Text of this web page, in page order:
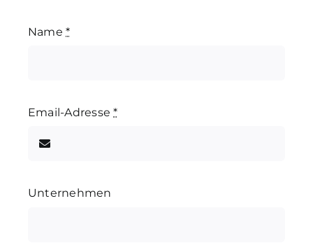
Name*
Email-Adresse*
Unternehmen